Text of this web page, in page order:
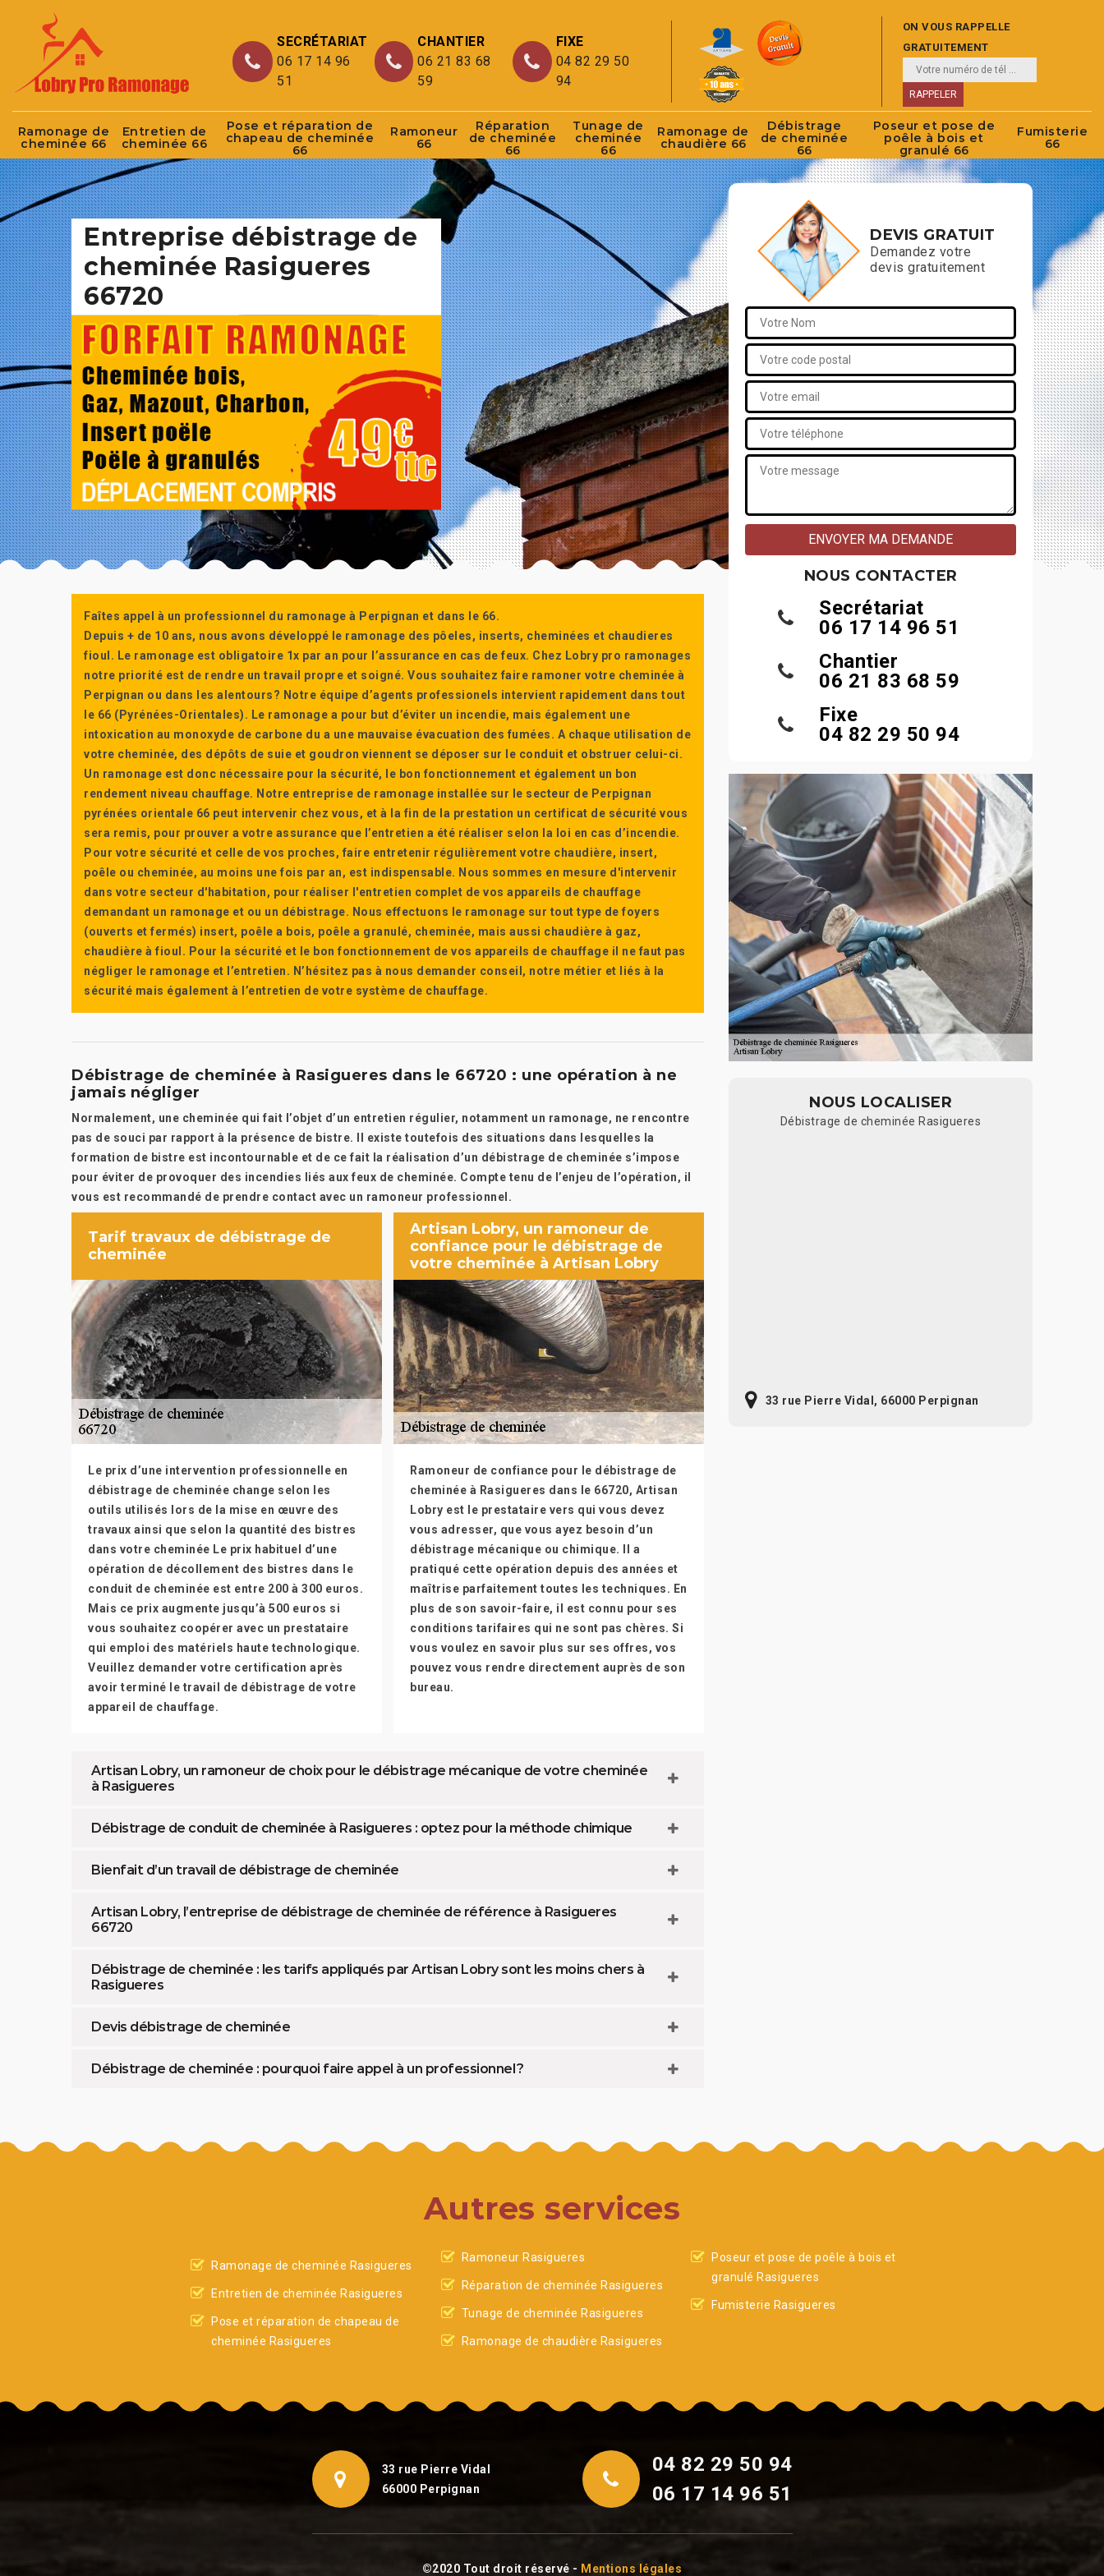
SECRÉTARIAT
06 17 14 96
51
CHANTIER
06 21 83 68
59
FIXE
04 82 29 50
94
ON VOUS RAPPELLE
GRATUITEMENT
Ramonage de
cheminée 66
Entretien de
cheminée 66
Pose et réparation de
chapeau de cheminée
66
Ramoneur
66
Réparation
de cheminée
66
Tunage de
cheminée
66
Ramonage de
chaudière 66
Débistrage
de cheminée
66
Poseur et pose de
poêle à bois et
granulé 66
Fumisterie
66
Entreprise débistrage de
cheminée Rasigueres
66720
Faîtes appel à un professionnel du ramonage à Perpignan et dans le 66.
Depuis + de 10 ans, nous avons développé le ramonage des pôeles, inserts, cheminées et chaudieres
fioul. Le ramonage est obligatoire 1x par an pour l’assurance en cas de feux. Chez Lobry pro ramonages
notre priorité est de rendre un travail propre et soigné. Vous souhaitez faire ramoner votre cheminée à
Perpignan ou dans les alentours? Notre équipe d’agents professionels intervient rapidement dans tout
le 66 (Pyrénées-Orientales). Le ramonage a pour but d’éviter un incendie, mais également une
intoxication au monoxyde de carbone du a une mauvaise évacuation des fumées. A chaque utilisation de
votre cheminée, des dépôts de suie et goudron viennent se déposer sur le conduit et obstruer celui-ci.
Un ramonage est donc nécessaire pour la sécurité, le bon fonctionnement et également un bon
rendement niveau chauffage. Notre entreprise de ramonage installée sur le secteur de Perpignan
pyrénées orientale 66 peut intervenir chez vous, et à la fin de la prestation un certificat de sécurité vous
sera remis, pour prouver a votre assurance que l’entretien a été réaliser selon la loi en cas d’incendie.
Pour votre sécurité et celle de vos proches, faire entretenir régulièrement votre chaudière, insert,
poêle ou cheminée, au moins une fois par an, est indispensable. Nous sommes en mesure d'intervenir
dans votre secteur d'habitation, pour réaliser l'entretien complet de vos appareils de chauffage
demandant un ramonage et ou un débistrage. Nous effectuons le ramonage sur tout type de foyers
(ouverts et fermés) insert, poêle a bois, poêle a granulé, cheminée, mais aussi chaudière à gaz,
chaudière à fioul. Pour la sécurité et le bon fonctionnement de vos appareils de chauffage il ne faut pas
négliger le ramonage et l’entretien. N’hésitez pas à nous demander conseil, notre métier et liés à la
sécurité mais également à l’entretien de votre système de chauffage.
Débistrage de cheminée à Rasigueres dans le 66720 : une opération à ne
jamais négliger
Normalement, une cheminée qui fait l’objet d’un entretien régulier, notamment un ramonage, ne rencontre
pas de souci par rapport à la présence de bistre. Il existe toutefois des situations dans lesquelles la
formation de bistre est incontournable et de ce fait la réalisation d’un débistrage de cheminée s’impose
pour éviter de provoquer des incendies liés aux feux de cheminée. Compte tenu de l’enjeu de l’opération, il
vous est recommandé de prendre contact avec un ramoneur professionnel.
Tarif travaux de débistrage de
cheminée
Le prix d’une intervention professionnelle en
débistrage de cheminée change selon les
outils utilisés lors de la mise en œuvre des
travaux ainsi que selon la quantité des bistres
dans votre cheminée Le prix habituel d’une
opération de décollement des bistres dans le
conduit de cheminée est entre 200 à 300 euros.
Mais ce prix augmente jusqu’à 500 euros si
vous souhaitez coopérer avec un prestataire
qui emploi des matériels haute technologique.
Veuillez demander votre certification après
avoir terminé le travail de débistrage de votre
appareil de chauffage.
Artisan Lobry, un ramoneur de
confiance pour le débistrage de
votre cheminée à Artisan Lobry
Ramoneur de confiance pour le débistrage de
cheminée à Rasigueres dans le 66720, Artisan
Lobry est le prestataire vers qui vous devez
vous adresser, que vous ayez besoin d’un
débistrage mécanique ou chimique. Il a
pratiqué cette opération depuis des années et
maîtrise parfaitement toutes les techniques. En
plus de son savoir-faire, il est connu pour ses
conditions tarifaires qui ne sont pas chères. Si
vous voulez en savoir plus sur ses offres, vos
pouvez vous rendre directement auprès de son
bureau.
Artisan Lobry, un ramoneur de choix pour le débistrage mécanique de votre cheminée
à Rasigueres
Débistrage de conduit de cheminée à Rasigueres : optez pour la méthode chimique
Bienfait d’un travail de débistrage de cheminée
Artisan Lobry, l’entreprise de débistrage de cheminée de référence à Rasigueres
66720
Débistrage de cheminée : les tarifs appliqués par Artisan Lobry sont les moins chers à
Rasigueres
Devis débistrage de cheminée
Débistrage de cheminée : pourquoi faire appel à un professionnel ?
DEVIS GRATUIT
Demandez votre
devis gratuitement
NOUS CONTACTER
Secrétariat
06 17 14 96 51
Chantier
06 21 83 68 59
Fixe
04 82 29 50 94
NOUS LOCALISER
Débistrage de cheminée Rasigueres
33 rue Pierre Vidal, 66000 Perpignan
Autres services
Ramonage de cheminée Rasigueres
Entretien de cheminée Rasigueres
Pose et réparation de chapeau de
cheminée Rasigueres
Ramoneur Rasigueres
Réparation de cheminée Rasigueres
Tunage de cheminée Rasigueres
Ramonage de chaudière Rasigueres
Poseur et pose de poêle à bois et
granulé Rasigueres
Fumisterie Rasigueres
33 rue Pierre Vidal
66000 Perpignan
04 82 29 50 94
06 17 14 96 51
©2020 Tout droit réservé - Mentions légales